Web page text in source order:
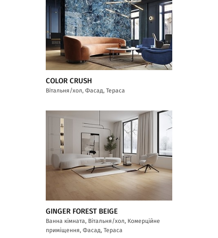
COLOR CRUSH
Вітальня/хол, Фасад, Тераса
GINGER FOREST BEIGE
Ванна кімната, Вітальня/хол, Комерційне
приміщення, Фасад, Тераса